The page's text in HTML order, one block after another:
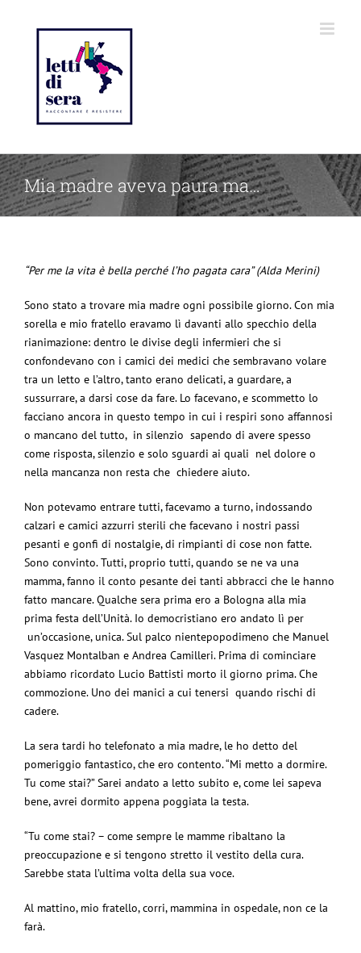
Mia madre aveva paura ma…
“Per me la vita è bella perché l’ho pagata cara” (Alda Merini)
Sono stato a trovare mia madre ogni possibile giorno. Con mia
sorella e mio fratello eravamo lì davanti allo specchio della
rianimazione: dentro le divise degli infermieri che si
confondevano con i camici dei medici che sembravano volare
tra un letto e l’altro, tanto erano delicati, a guardare, a
sussurrare, a darsi cose da fare. Lo facevano, e scommetto lo
facciano ancora in questo tempo in cui i respiri sono affannosi
o mancano del tutto, in silenzio sapendo di avere spesso
come risposta, silenzio e solo sguardi ai quali nel dolore o
nella mancanza non resta che chiedere aiuto.
Non potevamo entrare tutti, facevamo a turno, indossando
calzari e camici azzurri sterili che facevano i nostri passi
pesanti e gonfi di nostalgie, di rimpianti di cose non fatte.
Sono convinto. Tutti, proprio tutti, quando se ne va una
mamma, fanno il conto pesante dei tanti abbracci che le hanno
fatto mancare. Qualche sera prima ero a Bologna alla mia
prima festa dell’Unità. Io democristiano ero andato lì per
un’occasione, unica. Sul palco nientepopodimeno che Manuel
Vasquez Montalban e Andrea Camilleri. Prima di cominciare
abbiamo ricordato Lucio Battisti morto il giorno prima. Che
commozione. Uno dei manici a cui tenersi quando rischi di
cadere.
La sera tardi ho telefonato a mia madre, le ho detto del
pomeriggio fantastico, che ero contento. “Mi metto a dormire.
Tu come stai?” Sarei andato a letto subito e, come lei sapeva
bene, avrei dormito appena poggiata la testa.
“Tu come stai? – come sempre le mamme ribaltano la
preoccupazione e si tengono stretto il vestito della cura.
Sarebbe stata l’ultima volta della sua voce.
Al mattino, mio fratello, corri, mammina in ospedale, non ce la
farà.